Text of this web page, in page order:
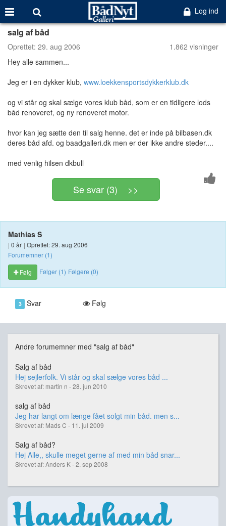
Log ind
salg af båd
Oprettet: 29. aug 2006
1.862 visninger
Hey alle sammen...
Jeg er i en dykker klub, www.loekkensportsdykkerklub.dk
og vi står og skal sælge vores klub båd, som er en tidligere lods
båd renoveret, og ny renoveret motor.
hvor kan jeg sætte den til salg henne. det er inde på bilbasen.dk
deres båd afd. og baadgalleri.dk men er der ikke andre steder....
med venlig hilsen dkbull
Se svar (3) >>
Mathias S
| 0 år | Oprettet: 29. aug 2006
Forumemner (1)
Følg
Følger (1) Følgere (0)
3 Svar Følg
Andre forumemner med "salg af båd"
Salg af båd
Hej sejlerfolk. Vi står og skal sælge vores båd ...
Skrevet af: martin n - 28. jun 2010
salg af båd
Jeg har langt om længe fået solgt min båd. men s...
Skrevet af: Mads C - 11. jul 2009
Salg af båd?
Hej Alle,, skulle meget gerne af med min båd snar...
Skrevet af: Anders K - 2. sep 2008